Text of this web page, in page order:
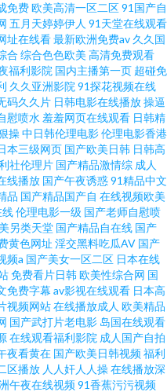
免费欧美高清一区二区91国产自
五月天婷婷伊人 91天堂在线观看
址在线看最新欧洲免费av 久久国
合 综合色色欧美 高清免费观看
福利影院 国内主播第一页 超碰免
久久亚洲影院 91探花视频在线
码久久片 日韩电影在线播放操逼
慰喷水 羞羞网页在线观看 日韩精
操中日韩伦理电影伦理电影香港
本三级网页 国产欧美日韩 日韩高
社伦理片 国产精品激情综 成人
线播放 国产午夜诱惑91精品中文
品 国产精品国产自 在线视频欧美
线伦理电影一级 国产老师自慰喷
另类天堂 国产精品自在线 国产
黄色网址 淫交黑料吃瓜AV 国产
频a 国产美女一区二区 日本在线
免费看片日韩欧美性综合网 国
免费字幕 av影视在线观看 日本高
视频网站在线播放成人 欧美精品
国产武打片老电影 岛国在线观看
在线观看福利影院 成人国产自拍
夜看黄在 国产欧美日韩视频福利
区播放 人人奸人人操在线播放深
午夜在线视频91香蕉污污视频